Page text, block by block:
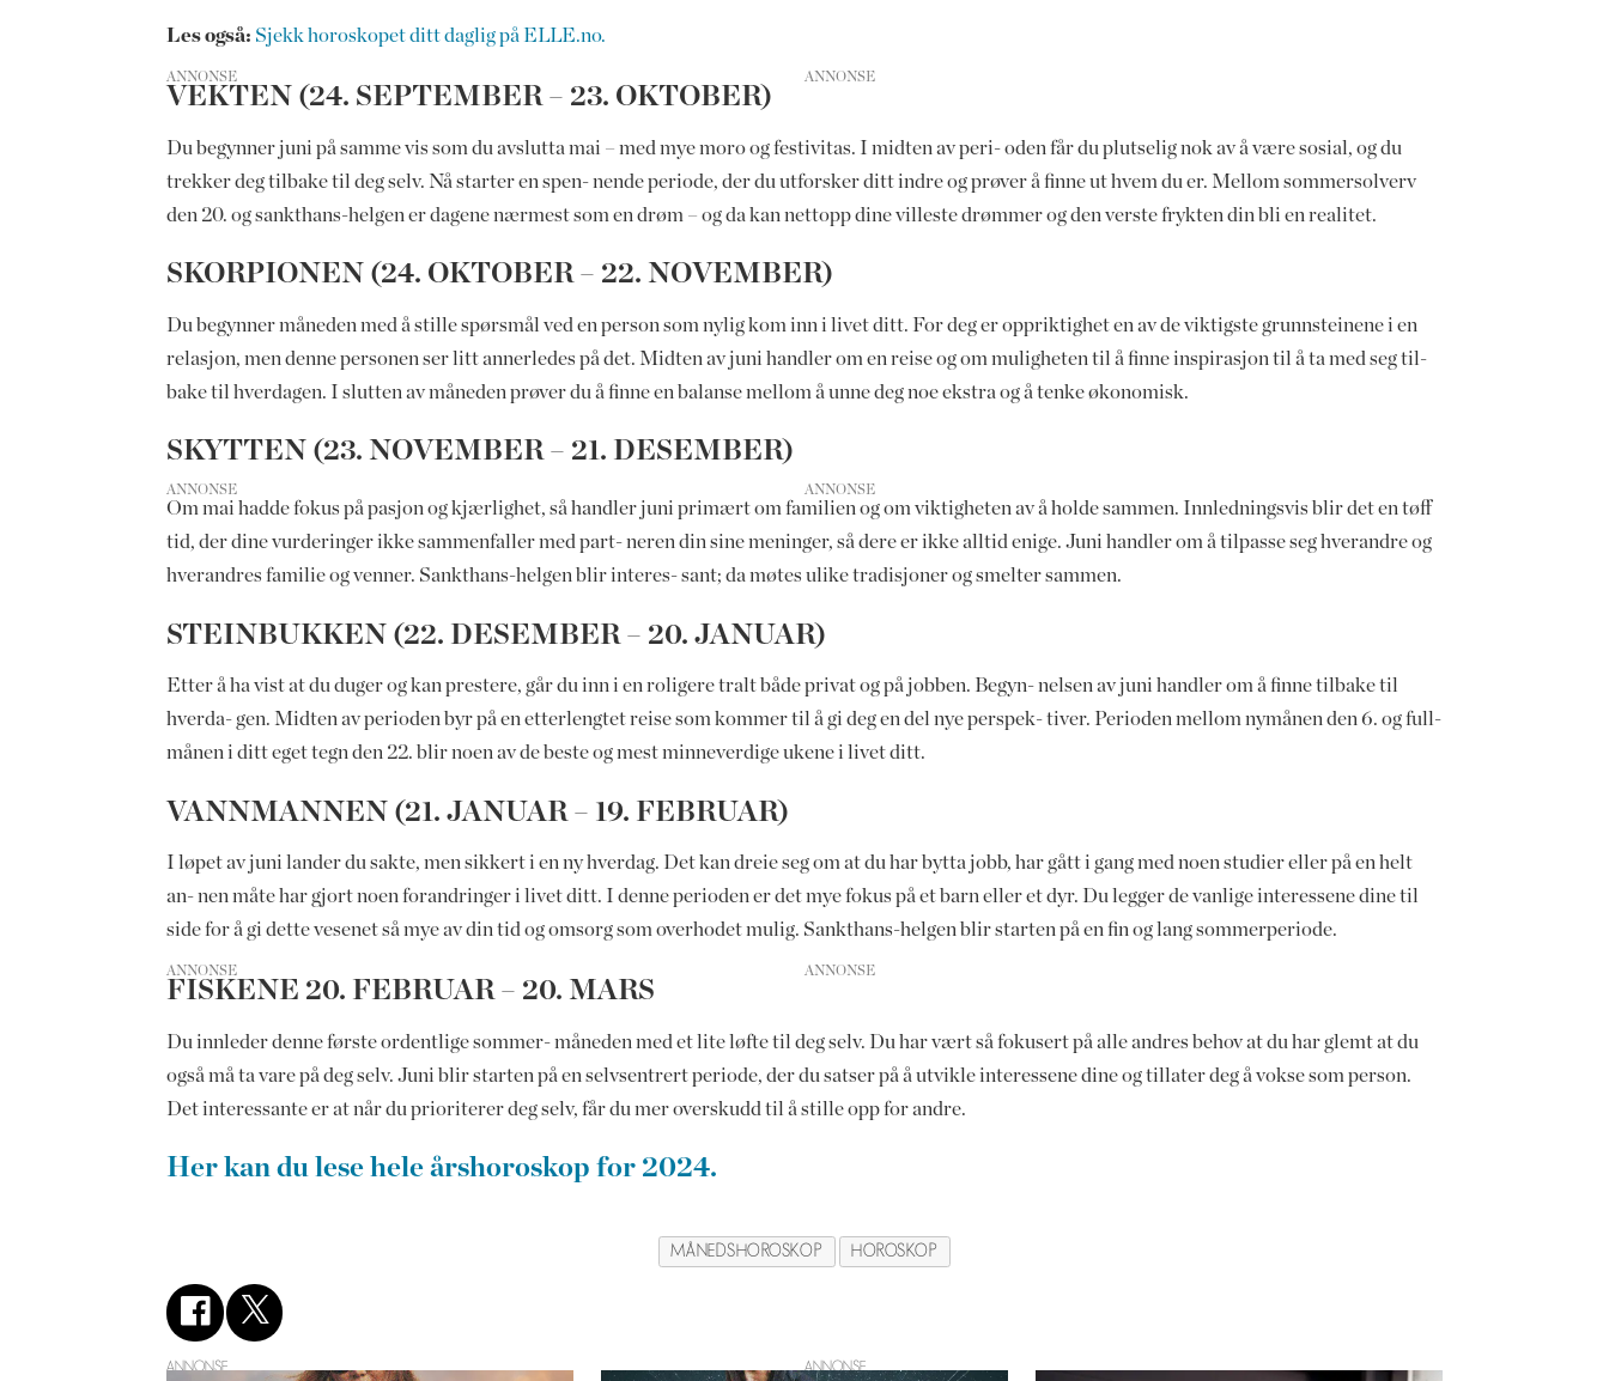
Les også: Sjekk horoskopet ditt daglig på ELLE.no.
ANNONSE
VEKTEN (24. SEPTEMBER – 23. OKTOBER)
Du begynner juni på samme vis som du avslutta mai – med mye moro og festivitas. I midten av peri- oden får du plutselig nok av å være sosial, og du
trekker deg tilbake til deg selv. Nå starter en spen- nende periode, der du utforsker ditt indre og prøver å finne ut hvem du er. Mellom sommersolverv
den 20. og sankthans-helgen er dagene nærmest som en drøm – og da kan nettopp dine villeste drømmer og den verste frykten din bli en realitet.
SKORPIONEN (24. OKTOBER – 22. NOVEMBER)
Du begynner måneden med å stille spørsmål ved en person som nylig kom inn i livet ditt. For deg er oppriktighet en av de viktigste grunnsteinene i en
relasjon, men denne personen ser litt annerledes på det. Midten av juni handler om en reise og om muligheten til å finne inspirasjon til å ta med seg til-
bake til hverdagen. I slutten av måneden prøver du å finne en balanse mellom å unne deg noe ekstra og å tenke økonomisk.
SKYTTEN (23. NOVEMBER – 21. DESEMBER)
ANNONSE
Om mai hadde fokus på pasjon og kjærlighet, så handler juni primært om familien og om viktigheten av å holde sammen. Innledningsvis blir det en tøff
tid, der dine vurderinger ikke sammenfaller med part- neren din sine meninger, så dere er ikke alltid enige. Juni handler om å tilpasse seg hverandre og
hverandres familie og venner. Sankthans-helgen blir interes- sant; da møtes ulike tradisjoner og smelter sammen.
STEINBUKKEN (22. DESEMBER – 20. JANUAR)
Etter å ha vist at du duger og kan prestere, går du inn i en roligere tralt både privat og på jobben. Begyn- nelsen av juni handler om å finne tilbake til
hverda- gen. Midten av perioden byr på en etterlengtet reise som kommer til å gi deg en del nye perspek- tiver. Perioden mellom nymånen den 6. og full-
månen i ditt eget tegn den 22. blir noen av de beste og mest minneverdige ukene i livet ditt.
VANNMANNEN (21. JANUAR – 19. FEBRUAR)
I løpet av juni lander du sakte, men sikkert i en ny hverdag. Det kan dreie seg om at du har bytta jobb, har gått i gang med noen studier eller på en helt
an- nen måte har gjort noen forandringer i livet ditt. I denne perioden er det mye fokus på et barn eller et dyr. Du legger de vanlige interessene dine til
side for å gi dette vesenet så mye av din tid og omsorg som overhodet mulig. Sankthans-helgen blir starten på en fin og lang sommerperiode.
ANNONSE
FISKENE 20. FEBRUAR – 20. MARS
Du innleder denne første ordentlige sommer- måneden med et lite løfte til deg selv. Du har vært så fokusert på alle andres behov at du har glemt at du
også må ta vare på deg selv. Juni blir starten på en selvsentrert periode, der du satser på å utvikle interessene dine og tillater deg å vokse som person.
Det interessante er at når du prioriterer deg selv, får du mer overskudd til å stille opp for andre.
Her kan du lese hele årshoroskop for 2024.
MÅNEDSHOROSKOP HOROSKOP
ANNONSE